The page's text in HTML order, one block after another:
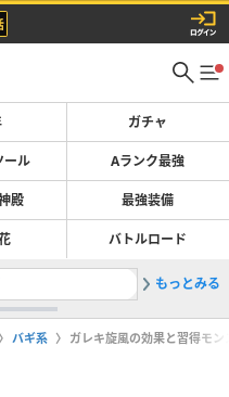
ガチャ
ール Aランク最強
殿 最強装備
バトルロード
2異形の
もっとみる
バギ系 ガレキ旋風の効果と習得モ